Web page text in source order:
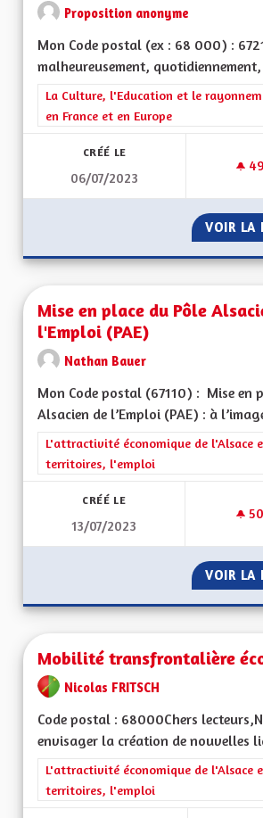
Proposition anonyme
Mon Code postal (ex : 68 000) :
malheureusement,
Filtrer les résultats de la catégorie :
La Culture, l'Education et le
en France et en Europe
CRÉÉ LE
06/07/2023
49
VOIR LA
Mise en place du Pôle
l'Emploi (PAE)
Nathan Bauer
Mon Code postal (67110) : Mise en
Alsacien de l’Emploi (PAE) : à
Filtrer les résultats de la catégorie :
L'attractivité économique de l'Alsace
territoires, l'emploi
CRÉÉ LE
13/07/2023
50
VOIR LA
Mobilité transfrontalière
Nicolas FRITSCH
Code postal : 68000Chers
envisager la création de nouvelles
Filtrer les résultats de la catégorie :
L'attractivité économique de l'Alsace
territoires, l'emploi